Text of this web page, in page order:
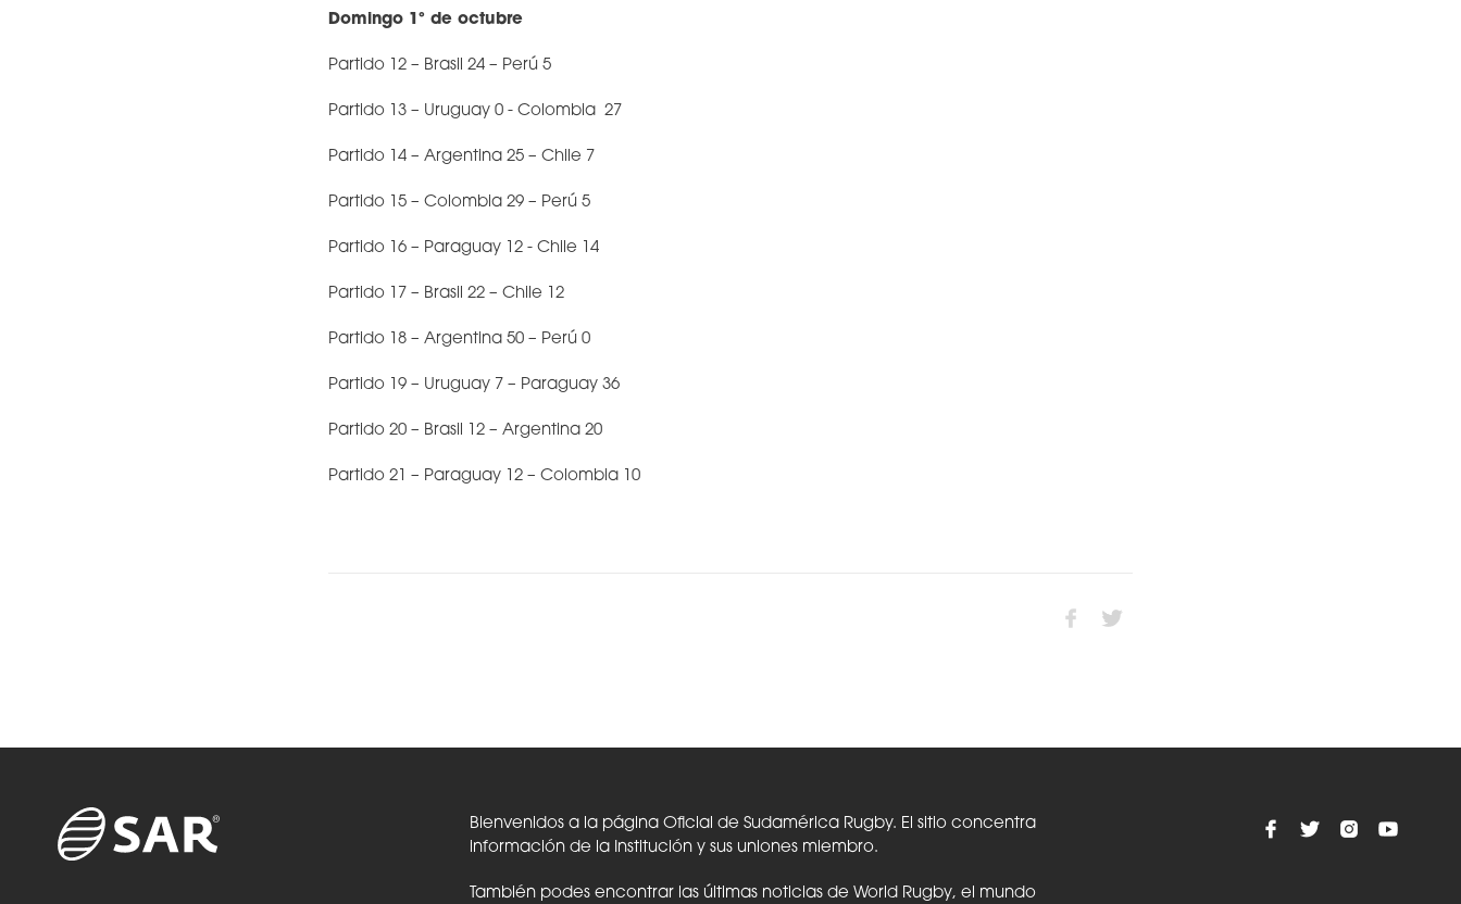
Domingo 1º de octubre
Partido 12 – Brasil 24 – Perú 5
Partido 13 – Uruguay 0 - Colombia 27
Partido 14 – Argentina 25 – Chile 7
Partido 15 – Colombia 29 – Perú 5
Partido 16 – Paraguay 12 - Chile 14
Partido 17 – Brasil 22 – Chile 12
Partido 18 – Argentina 50 – Perú 0
Partido 19 – Uruguay 7 – Paraguay 36
Partido 20 – Brasil 12 – Argentina 20
Partido 21 – Paraguay 12 – Colombia 10
Bienvenidos a la página Oficial de Sudamérica Rugby. El sitio concentra
información de la Institución y sus uniones miembro.
También podes encontrar las últimas noticias de World Rugby, el mundo